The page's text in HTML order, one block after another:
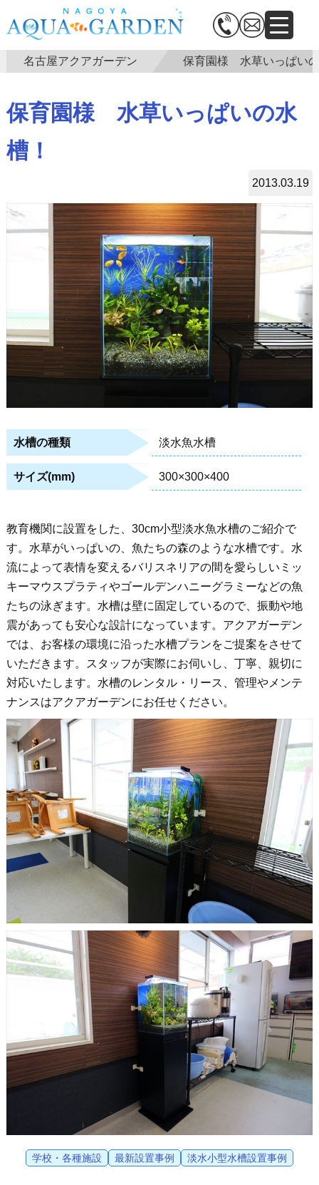
名古屋アクアガーデン 保育園様 水草いっぱい
保育園様 水草いっぱいの水
槽！
2013.03.19
水槽の種類 淡水魚水槽
サイズ(mm) 300×300×400
教育機関に設置をした、30cm小型淡水魚水槽のご紹介で
す。水草がいっぱいの、魚たちの森のような水槽です。水
流によって表情を変えるバリスネリアの間を愛らしいミッ
キーマウスプラティやゴールデンハニーグラミーなどの魚
たちの泳ぎます。水槽は壁に固定しているので、振動や地
震があっても安心な設計になっています。アクアガーデン
では、お客様の環境に沿った水槽プランをご提案をさせて
いただきます。スタッフが実際にお伺いし、丁寧、親切に
対応いたします。水槽のレンタル・リース、管理やメンテ
ナンスはアクアガーデンにお任せください。
学校・各種施設 最新設置事例 淡水小型水槽設置事例